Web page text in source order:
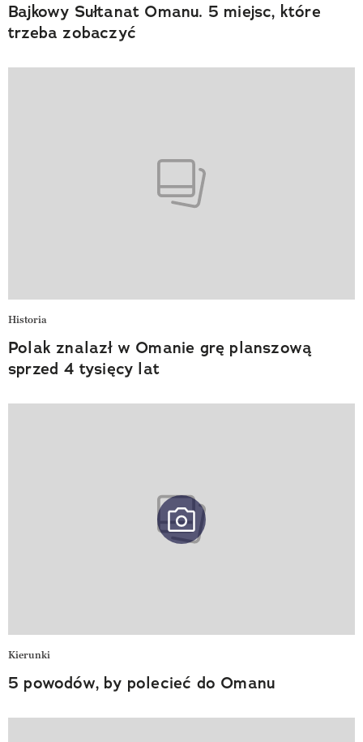
Bajkowy Sułtanat Omanu. 5 miejsc, które
trzeba zobaczyć
Historia
Polak znalazł w Omanie grę planszową
sprzed 4 tysięcy lat
Kierunki
5 powodów, by polecieć do Omanu